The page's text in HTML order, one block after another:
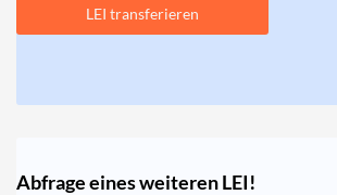
LEI transferieren
Abfrage eines weiteren LEI!